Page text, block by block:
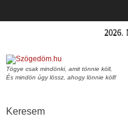
2026.
Tögye csak mindönki, amit tönnie köll,
És mindön úgy lössz, ahogy lönnie köll!
Keresem